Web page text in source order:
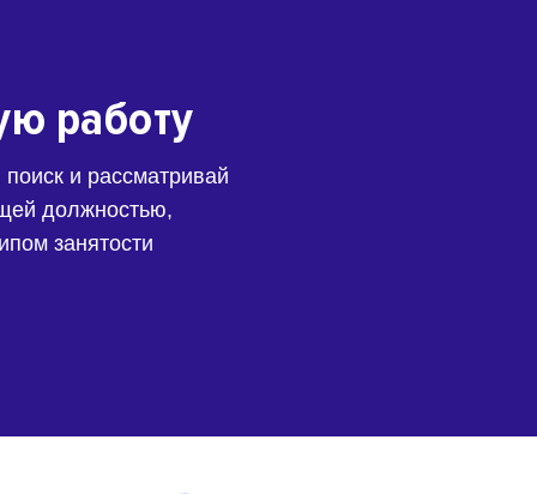
работу
и рассматривай
должностью,
занятости